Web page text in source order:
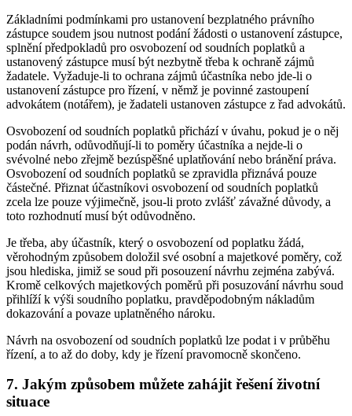
Základními podmínkami pro ustanovení bezplatného právního
zástupce soudem jsou nutnost podání žádosti o ustanovení zástupce,
splnění předpokladů pro osvobození od soudních poplatků a
ustanovený zástupce musí být nezbytně třeba k ochraně zájmů
žadatele. Vyžaduje-li to ochrana zájmů účastníka nebo jde-li o
ustanovení zástupce pro řízení, v němž je povinné zastoupení
advokátem (notářem), je žadateli ustanoven zástupce z řad advokátů.
Osvobození od soudních poplatků přichází v úvahu, pokud je o něj
podán návrh, odůvodňují-li to poměry účastníka a nejde-li o
svévolné nebo zřejmě bezúspěšné uplatňování nebo bránění práva.
Osvobození od soudních poplatků se zpravidla přiznává pouze
částečné. Přiznat účastníkovi osvobození od soudních poplatků
zcela lze pouze výjimečně, jsou-li proto zvlášť závažné důvody, a
toto rozhodnutí musí být odůvodněno.
Je třeba, aby účastník, který o osvobození od poplatku žádá,
věrohodným způsobem doložil své osobní a majetkové poměry, což
jsou hlediska, jimiž se soud při posouzení návrhu zejména zabývá.
Kromě celkových majetkových poměrů při posuzování návrhu soud
přihlíží k výši soudního poplatku, pravděpodobným nákladům
dokazování a povaze uplatněného nároku.
Návrh na osvobození od soudních poplatků lze podat i v průběhu
řízení, a to až do doby, kdy je řízení pravomocně skončeno.
7. Jakým způsobem můžete zahájit řešení životní
situace